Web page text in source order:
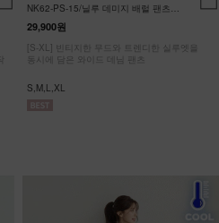
NK62-PS-15/닐루 데미지 배럴 팬츠
29,900원
[S-XL] 빈티지한 무드와 트렌디한 실루엣을
동시에 담은 와이드 데님 팬츠
S,M,L,XL